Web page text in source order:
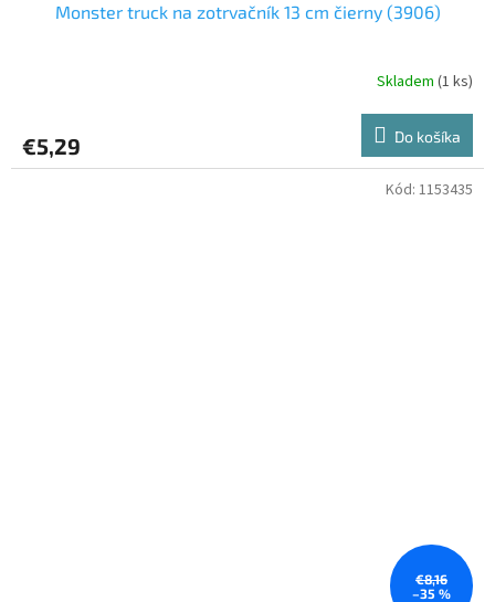
Monster truck na zotrvačník 13 cm čierny (3906)
Skladem (1 ks)
€5,29 Do košíka
€8,16
–35 %
Kód: 1153435